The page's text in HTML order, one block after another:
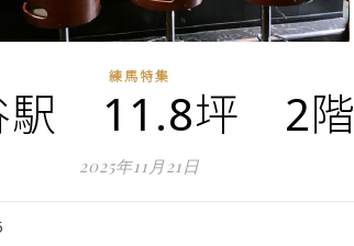
練馬特集
駅 11.8坪 2階
2025年11月21日